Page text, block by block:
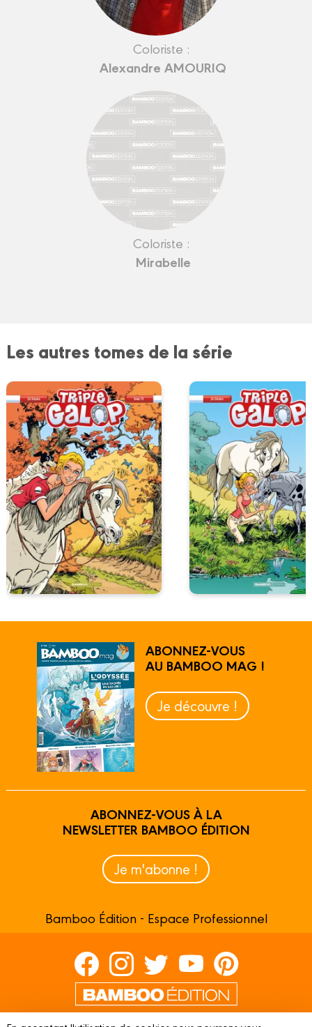
Coloriste :
Alexandre AMOURIQ
Coloriste :
Mirabelle
Les autres tomes de la série
ABONNEZ-VOUS
AU BAMBOO MAG !
Je découvre !
ABONNEZ-VOUS À LA
NEWSLETTER BAMBOO ÉDITION
Je m'abonne !
Bamboo Édition - Espace Professionnel
Contactez-nous